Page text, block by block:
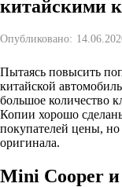
китайскими
Опубликовано:
Пытаясь повысить
китайской
большое количество
Копии хорошо
покупателей цены,
оригинала.
Mini Cooper